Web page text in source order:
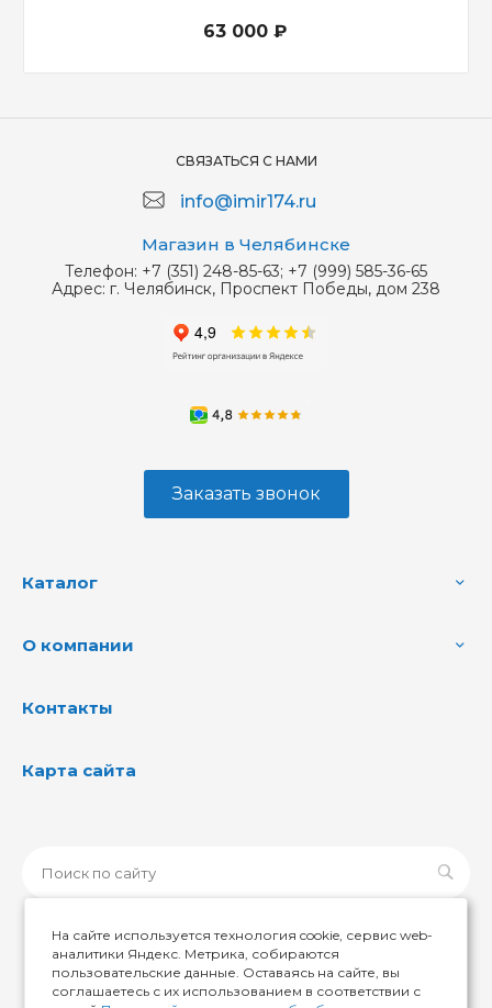
63 000 ₽
СВЯЗАТЬСЯ С НАМИ
info@imir174.ru
Магазин в Челябинске
Телефон: +7 (351) 248-85-63; +7 (999) 585-36-65
Адрес: г. Челябинск, Проспект Победы, дом 238
Заказать звонок
Каталог
О компании
Контакты
Карта сайта
© 2026 ИМИР174, Все права защищены
На сайте используется технология cookie, сервис web-
аналитики Яндекс. Метрика, собираются
пользовательские данные. Оставаясь на сайте, вы
соглашаетесь с их использованием в соответствии с